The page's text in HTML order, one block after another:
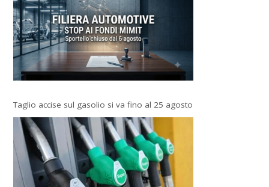
Taglio accise sul gasolio si va fino al 25 agosto